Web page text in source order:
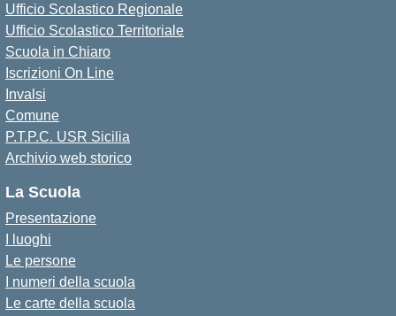
Ufficio Scolastico Regionale
Ufficio Scolastico Territoriale
Scuola in Chiaro
Iscrizioni On Line
Invalsi
Comune
P.T.P.C. USR Sicilia
Archivio web storico
La Scuola
Presentazione
I luoghi
Le persone
I numeri della scuola
Le carte della scuola